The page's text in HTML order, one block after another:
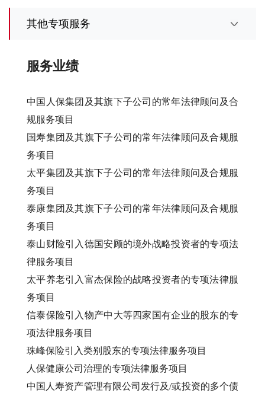
其他专项服务
服务业绩
中国人保集团及其旗下子公司的常年法律顾问及合
规服务项目
国寿集团及其旗下子公司的常年法律顾问及合规服
务项目
太平集团及其旗下子公司的常年法律顾问及合规服
务项目
泰康集团及其旗下子公司的常年法律顾问及合规服
务项目
泰山财险引入德国安顾的境外战略投资者的专项法
律服务项目
太平养老引入富杰保险的战略投资者的专项法律服
务项目
信泰保险引入物产中大等四家国有企业的股东的专
项法律服务项目
珠峰保险引入类别股东的专项法律服务项目
人保健康公司治理的专项法律服务项目
中国人寿资产管理有限公司发行及/或投资的多个债